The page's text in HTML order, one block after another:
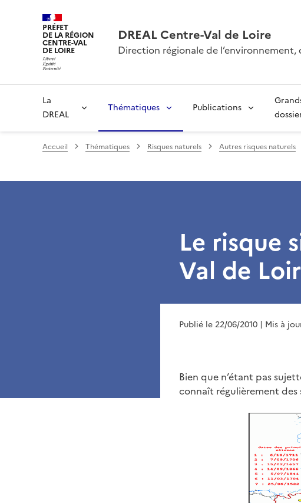
PRÉFET
DE LA RÉGION
CENTRE-VAL
DE LOIRE
DREAL Centre-Val de Loire
Direction régionale de
La
DREAL
Thématiques Publications
Accueil Thématiques Risques naturels Autres risques naturels
Le risque
Val de
Publié le 22/06/2010 | Mis à
Bien que n’étant pas
connaît régulièrement des